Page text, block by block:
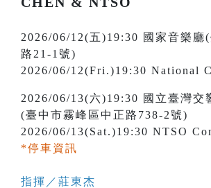
2026/06/12(五)19:30 國家音樂廳
路21-1號)
2026/06/12(Fri.)19:30 National
2026/06/13(六)19:30 國立臺灣交
(臺中市霧峰區中正路738-2號)
2026/06/13(Sat.)19:30 NTSO
*停車資訊
指揮／莊東杰